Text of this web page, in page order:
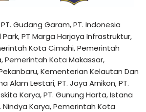
Gudang Garam, PT. Indonesia
PT Marga Harjaya Infrastruktur,
Kota Cimahi, Pemerintah
Pemerintah Kota Makassar,
Kementerian Kelautan Dan
Alam Lestari, PT. Jaya Arnikon, PT.
Karya, PT. Gunung Harta, Istana
Nindya Karya, Pemerintah Kota